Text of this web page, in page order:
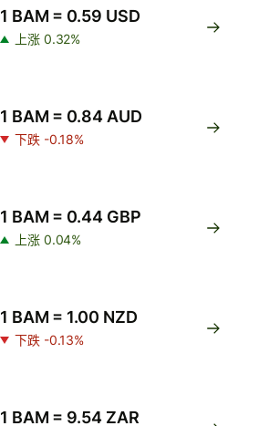
1 BAM = 0.59 USD
上涨 0.32%
1 BAM = 0.84 AUD
下跌 -0.18%
1 BAM = 0.44 GBP
上涨 0.04%
1 BAM = 1.00 NZD
下跌 -0.13%
1 BAM = 9.54 ZAR